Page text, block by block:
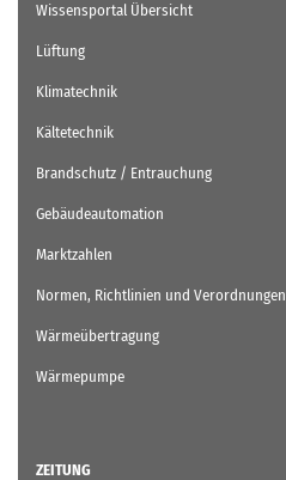
Wissensportal Übersicht
Lüftung
Klimatechnik
Kältetechnik
Brandschutz / Entrauchung
Gebäudeautomation
Marktzahlen
Normen, Richtlinien und Verordnungen
Wärmeübertragung
Wärmepumpe
ZEITUNG